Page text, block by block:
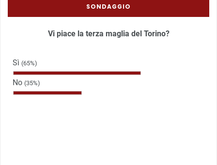
SONDAGGIO
Vi piace la terza maglia del Torino?
Sì (65%)
No (35%)